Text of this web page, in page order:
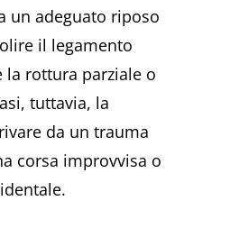
un adeguato riposo
il legamento
la rottura parziale o
tuttavia, la
da un trauma
corsa improvvisa o